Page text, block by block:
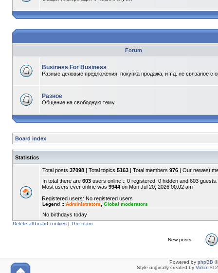
Forum
Business For Business
Разные деловые предложения, покупка продажа, и т.д. не связаное с
Разное
Общение на свободную тему
Board index
Statistics
Total posts 37098 | Total topics 5163 | Total members 976 | Our newest
In total there are 603 users online :: 0 registered, 0 hidden and 603 guests.
Most users ever online was 9944 on Mon Jul 20, 2026 00:02 am
Registered users: No registered users
Legend :: Administrators Global moderators
No birthdays today
Delete all board cookies | The team
New posts
Powered by phpBB
Style originally created by Volize ©